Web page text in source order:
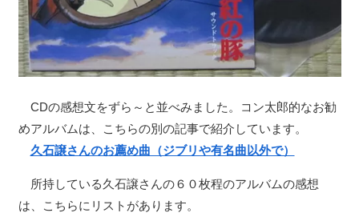
CDの感想文をずら～と並べみました。コン太郎的なお勧
めアルバムは、こちらの別の記事で紹介しています。
久石譲さんのお薦め曲（ジブリや有名曲以外で）
所持している久石譲さんの６０枚程のアルバムの感想
は、こちらにリストがあります。